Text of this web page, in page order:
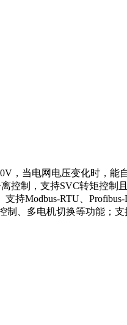
，当电网电压变化时，
控制，支持SVC转矩控制
持Modbus-RTU、
、多电机切换等功能；